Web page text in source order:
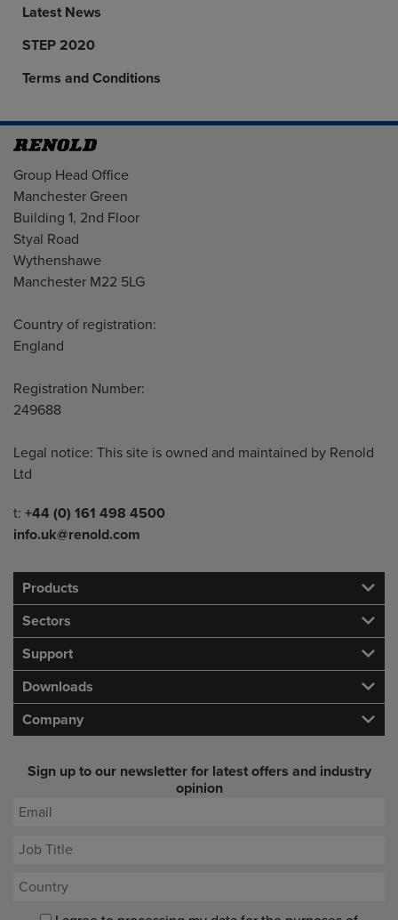
Latest News
STEP 2020
Terms and Conditions
Address
Group Head Office
Manchester Green
Building 1, 2nd Floor
Styal Road
Wythenshawe
Manchester M22 5LG
Country of registration:
England
Registration Number:
249688
Legal notice: This site is owned and maintained by Renold
Ltd
Telephone/Fax
t: +44 (0) 161 498 4500
info.uk@renold.com
Products
Sectors
Support
Downloads
Company
Sign up to our newsletter for latest offers and industry
opinion